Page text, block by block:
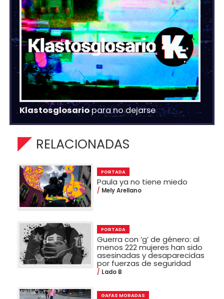
Klastosglosariopara no dejarse
RELACIONADAS
PORTADA
Paula ya no tiene miedo
Mely Arellano
PORTADA
Guerra con ‘g’ de género: al
menos 222 mujeres han sido
asesinadas y desaparecidas
por fuerzas de seguridad
Lado B
GAFAS MORADAS